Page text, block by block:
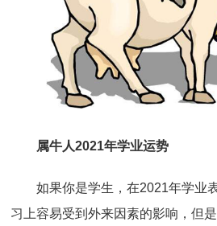
属牛人2021年学业运势
如果你是学生，在2021年学业
习上容易受到外来因素的影响，但